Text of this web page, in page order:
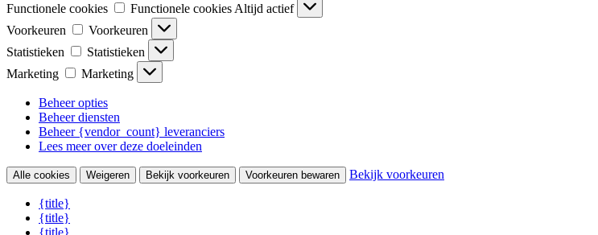
Functionele cookies
Functionele cookies Altijd actief
Voorkeuren
Voorkeuren
Statistieken
Statistieken
Marketing
Marketing
Beheer opties
Beheer diensten
Beheer {vendor_count} leveranciers
Lees meer over deze doeleinden
Alle cookies Weigeren Bekijk voorkeuren Voorkeuren bewaren Bekijk voorkeuren
{title}
{title}
{title}